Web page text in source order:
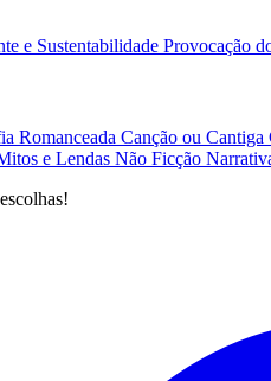
e Sustentabilidade Provocação
Romanceada Canção ou Cantiga
e Lendas Não Ficção